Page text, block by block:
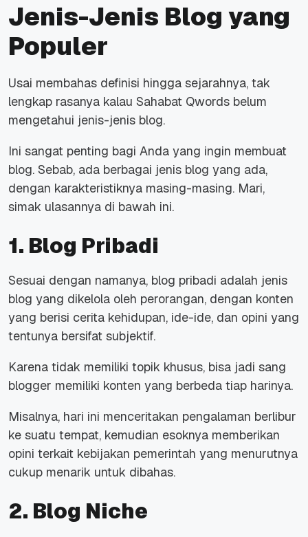
Jenis-Jenis Blog yang
Populer
Usai membahas definisi hingga sejarahnya, tak
lengkap rasanya kalau Sahabat Qwords belum
mengetahui jenis-jenis blog.
Ini sangat penting bagi Anda yang ingin membuat
blog. Sebab, ada berbagai jenis blog yang ada,
dengan karakteristiknya masing-masing. Mari,
simak ulasannya di bawah ini.
1. Blog Pribadi
Sesuai dengan namanya, blog pribadi adalah jenis
blog yang dikelola oleh perorangan, dengan konten
yang berisi cerita kehidupan, ide-ide, dan opini yang
tentunya bersifat subjektif.
Karena tidak memiliki topik khusus, bisa jadi sang
blogger memiliki konten yang berbeda tiap harinya.
Misalnya, hari ini menceritakan pengalaman berlibur
ke suatu tempat, kemudian esoknya memberikan
opini terkait kebijakan pemerintah yang menurutnya
cukup menarik untuk dibahas.
2. Blog Niche